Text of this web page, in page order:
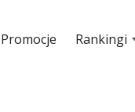
Promocje Rankingi